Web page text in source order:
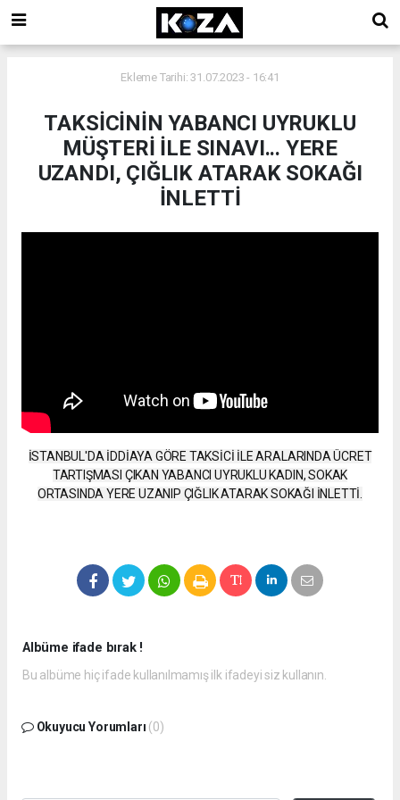
Ekleme Tarihi: 31.07.2023 - 16:41
TAKSİCİNİN YABANCI UYRUKLU
MÜŞTERİ İLE SINAVI... YERE
UZANDI, ÇIĞLIK ATARAK SOKAĞI
İNLETTİ
İSTANBUL'DA İDDİAYA GÖRE TAKSİCİ İLE ARALARINDA ÜCRET
TARTIŞMASI ÇIKAN YABANCI UYRUKLU KADIN, SOKAK
ORTASINDA YERE UZANIP ÇIĞLIK ATARAK SOKAĞI İNLETTİ.
Albüme ifade bırak !
Bu albüme hiç ifade kullanılmamış ilk ifadeyi siz kullanın.
Okuyucu Yorumları (0)